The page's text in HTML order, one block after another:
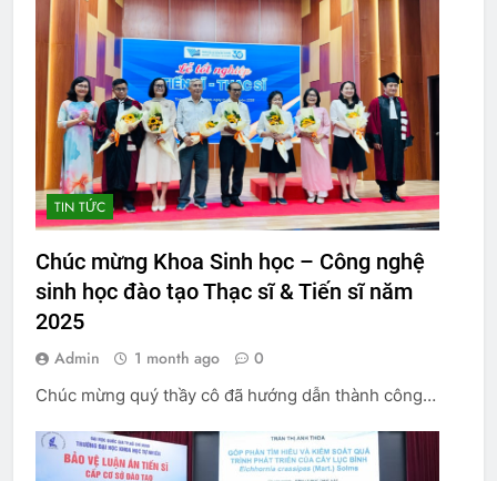
TIN TỨC
Chúc mừng Khoa Sinh học – Công nghệ
sinh học đào tạo Thạc sĩ & Tiến sĩ năm
2025
Admin 1 month ago 0
Chúc mừng quý thầy cô đã hướng dẫn thành công…